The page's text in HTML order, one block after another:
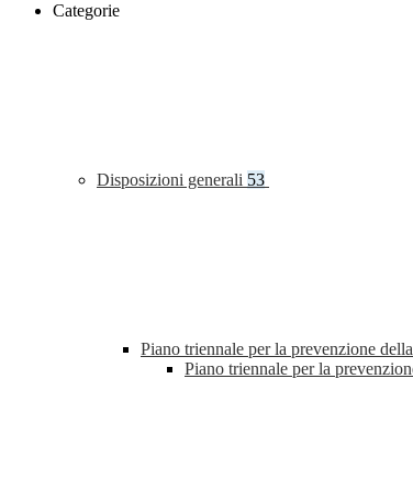
Categorie
Disposizioni generali 53
Piano triennale per la prevenzione
Piano triennale per la